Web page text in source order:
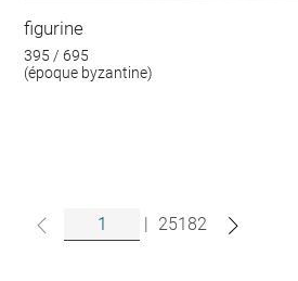
figurine
395 / 695
(époque byzantine)
| 25182